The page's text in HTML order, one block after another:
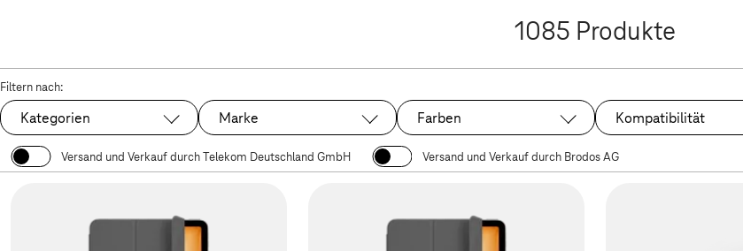
1085 Produkte
Filtern nach:
Kategorien Marke Farben Kompatibilität
Versand und Verkauf durch Telekom Deutschland GmbH Versand und Verkauf durch Brodos AG